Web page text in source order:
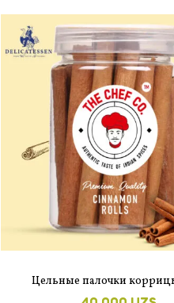
Цельные палочки